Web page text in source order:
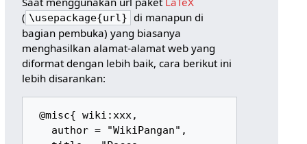
( \usepackage{url} di manapun di
bagian pembuka) yang biasanya
menghasilkan alamat-alamat web yang
diformat dengan lebih baik, cara berikut ini
lebih disarankan:
@misc{ wiki:xxx,